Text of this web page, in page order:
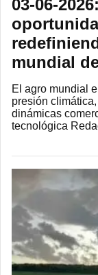
03-06-
mundial
El agro mundial
presión
dinámicas
tecnológica